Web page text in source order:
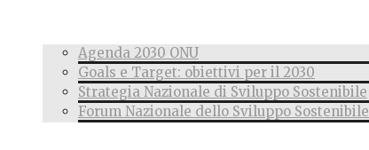
Agenda 2030 ONU
Goals e Target: obiettivi per il 2030
Strategia Nazionale di Sviluppo Sostenibile
Forum Nazionale dello Sviluppo Sostenibile